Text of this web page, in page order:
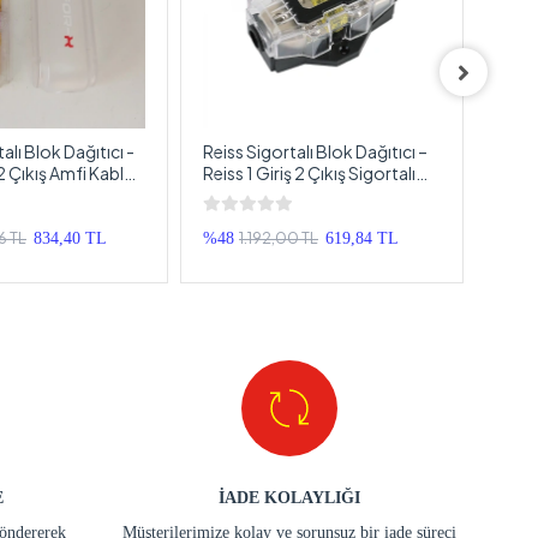
Blok Dağıtıcı -
Amfi Kablo
TL 834,40 TL
Reiss Sigortalı Blok Dağıtıcı –
Reiss 1 Giriş 2 Çıkış Sigortalı
Kablo Dağıtıcı Blok
%48 1.192,00 TL 619,84 TL
İADE KOLAYLIĞI
Müşterilerimize kolay ve sorunsuz bir iade süreci